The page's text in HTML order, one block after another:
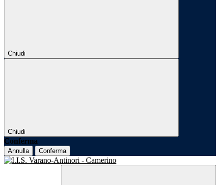
Chiudi
Chiudi
Conferma
Annulla Conferma